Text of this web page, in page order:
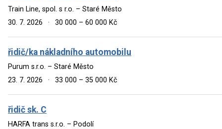
Train Line, spol. s r.o. – Staré Město
30. 7. 2026
· 30 000 – 60 000 Kč
řidič/ka nákladního automobilu
Purum s.r.o. – Staré Město
23. 7. 2026
· 33 000 – 35 000 Kč
řidič sk. C
HARFA trans s.r.o. – Podolí